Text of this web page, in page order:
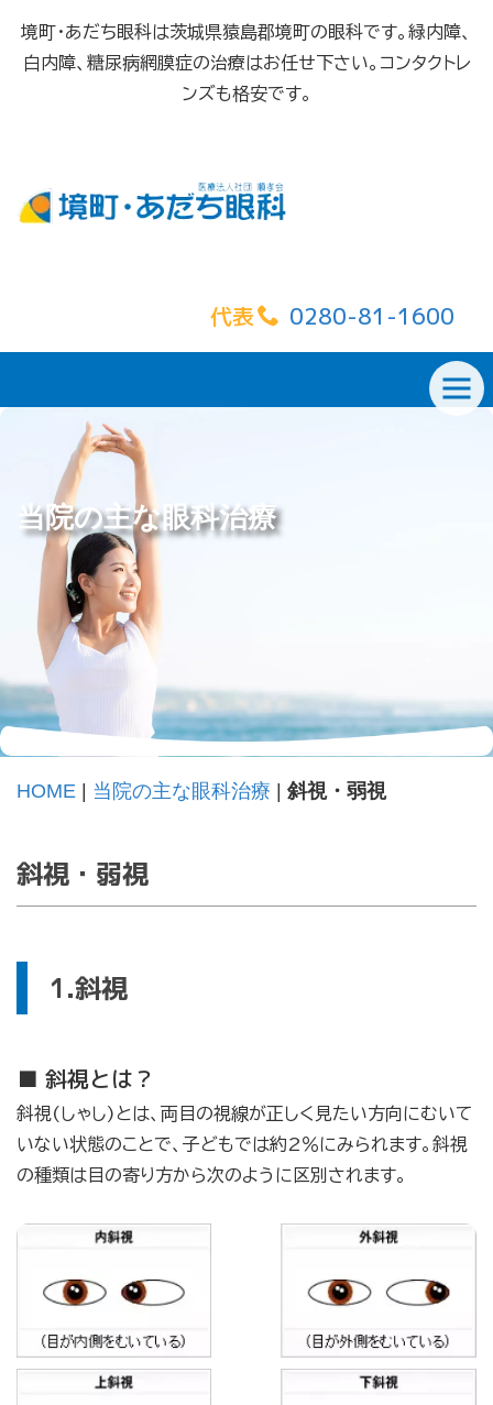
境町・あだち眼科は茨城県猿島郡境町の眼科です。緑内障、
白内障、糖尿病網膜症の治療はお任せ下さい。コンタクトレ
ンズも格安です。
代表 0280-81-1600
当院の主な眼科治療
HOME | 当院の主な眼科治療 | 斜視・弱視
斜視・弱視
1.斜視
■ 斜視とは？
斜視(しゃし)とは、両目の視線が正しく見たい方向にむいて
いない状態のことで、子どもでは約2％にみられます。斜視
の種類は目の寄り方から次のように区別されます。